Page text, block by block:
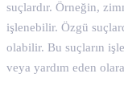
suçlardır. Örneğin,
işlenebilir. Özgü
olabilir. Bu suçların
veya yardım eden